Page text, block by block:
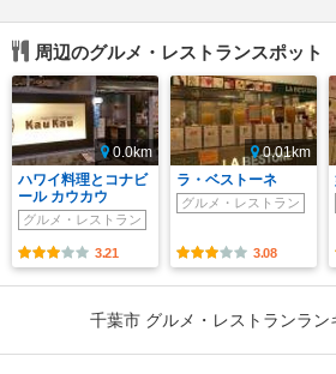
周辺のグルメ・レストランスポット
0.0km
ハワイ料理とコナビ
ール カウカウ
グルメ・レストラン
3.21
0.01km
ラ・ベストーネ
グルメ・レストラン
3.08
千葉市 グルメ・レストランラン